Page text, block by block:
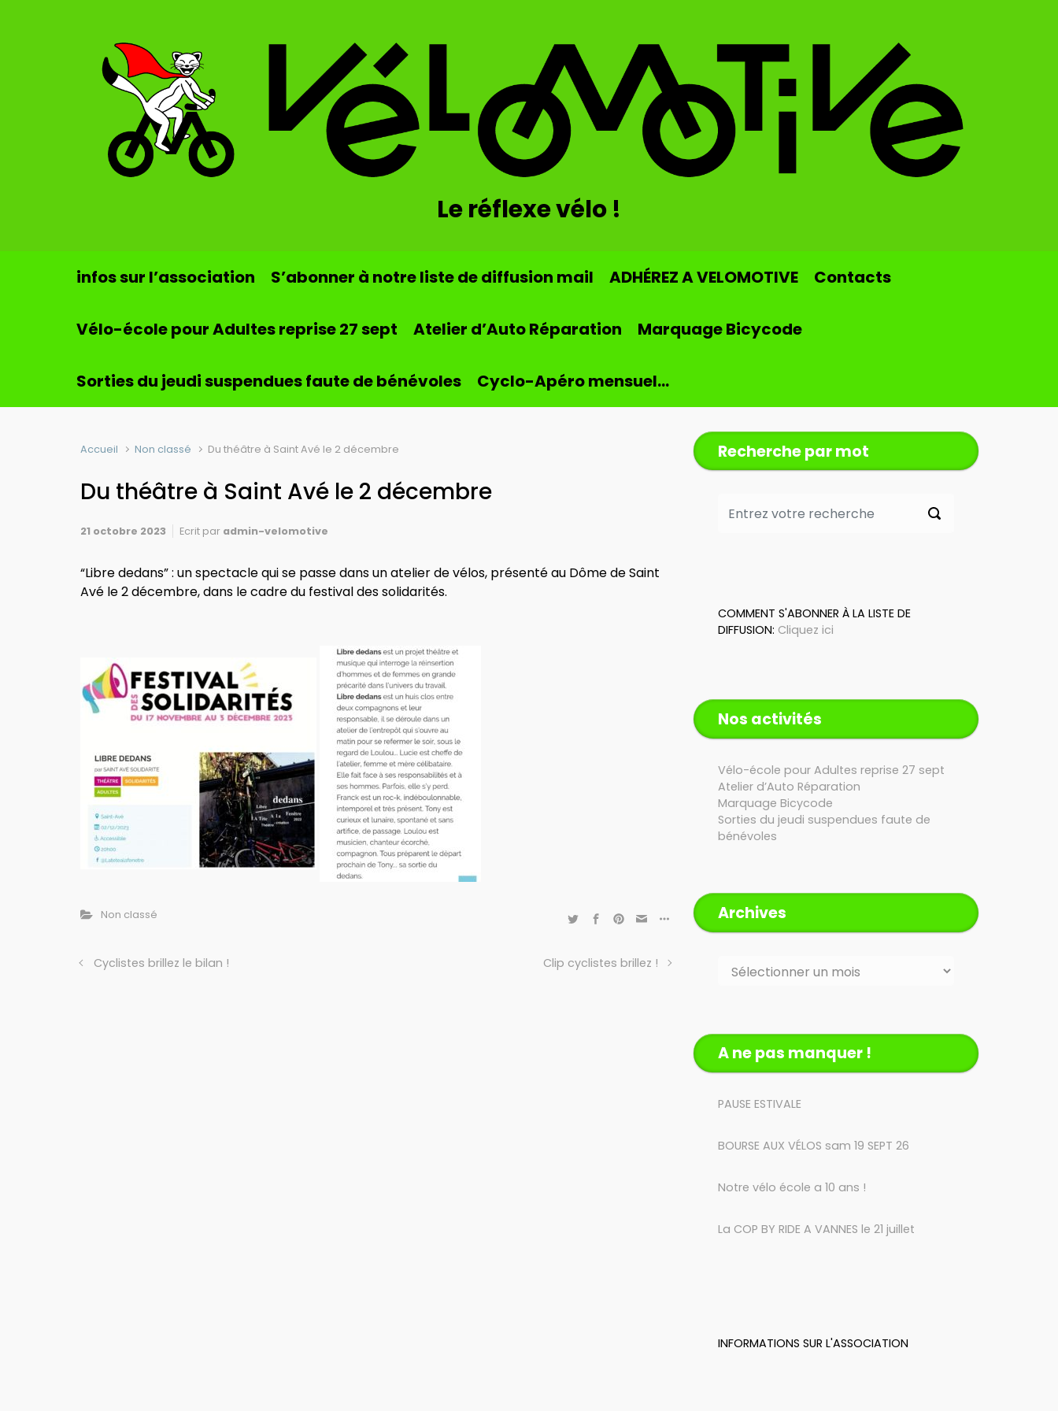
Le réflexe vélo !
infos sur l’association S’abonner à notre liste de diffusion mail ADHÉREZ A VELOMOTIVE Contacts
Vélo-école pour Adultes reprise 27 sept Atelier d’Auto Réparation Marquage Bicycode
Sorties du jeudi suspendues faute de bénévoles Cyclo-Apéro mensuel…
Accueil Non classé Du théâtre à Saint Avé le 2 décembre
Du théâtre à Saint Avé le 2 décembre
21 octobre 2023 Ecrit par admin-velomotive
“Libre dedans” : un spectacle qui se passe dans un atelier de vélos, présenté au Dôme de Saint
Avé le 2 décembre, dans le cadre du festival des solidarités.
Non classé
Cyclistes brillez le bilan ! Clip cyclistes brillez !
Recherche par mot
COMMENT S'ABONNER À LA LISTE DE
DIFFUSION: Cliquez ici
Nos activités
Vélo-école pour Adultes reprise 27 sept
Atelier d’Auto Réparation
Marquage Bicycode
Sorties du jeudi suspendues faute de
bénévoles
Archives
Archives
A ne pas manquer !
PAUSE ESTIVALE
BOURSE AUX VÉLOS sam 19 SEPT 26
Notre vélo école a 10 ans !
La COP BY RIDE A VANNES le 21 juillet
INFORMATIONS SUR L'ASSOCIATION